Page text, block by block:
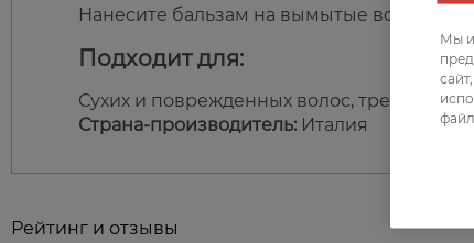
Нанесите бальзам на вымытые волосы по
Подходит для:
Сухих и поврежденных волос, требующих
Страна-производитель: Италия
Рейтинг и отзывы
Мы